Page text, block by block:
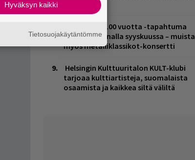
Valtava Yle 100 vuotta -tapahtuma
Veikkaus Arenalla syyskuussa – muista
myös metalliklassikot-konsertti
Helsingin Kulttuuritalon KULT-klubi
tarjoaa kulttiartisteja, suomalaista
osaamista ja kaikkea siltä väliltä
Hyväksyn kaikki
Tietosuojakäytäntömme